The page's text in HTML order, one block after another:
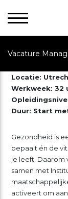
Vacature
Locatie:
Werkweek: 32
Duur: Start
Gezondheid is
bepaalt én de
je leeft. Daarom
samen met
activeert om